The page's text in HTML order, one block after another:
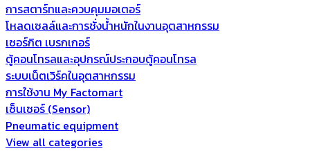
การสตาร์ทและควบคุมมอเตอร์
โหลดเซลล์และการชั่งน้ำหนักในงานอุตสาหกรรม
เซอร์กิต เบรกเกอร์
ตู้คอนโทรลและอุปกรณ์ประกอบตู้คอนโทรล
ระบบเน็ตเวิร์คในอุตสาหกรรม
การใช้งาน My Factomart
เซ็นเซอร์ (Sensor)
Pneumatic equipment
View all categories